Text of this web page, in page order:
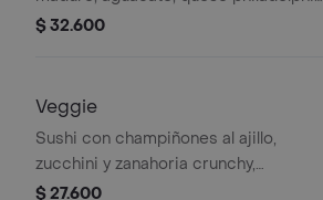
envuelto en ajonjolí y mayonesa
$ 32.600
Veggie
Sushi con champiñones al ajillo,
zucchini y zanahoria crunchy,
aguacate, tofu, mayonesa japonesa,
$ 27.600